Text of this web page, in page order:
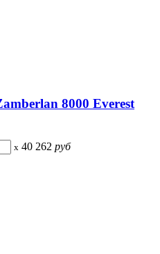
8000 Everest
x 40 262 руб